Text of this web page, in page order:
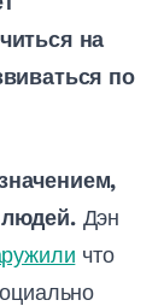
на
по
Дэн
что